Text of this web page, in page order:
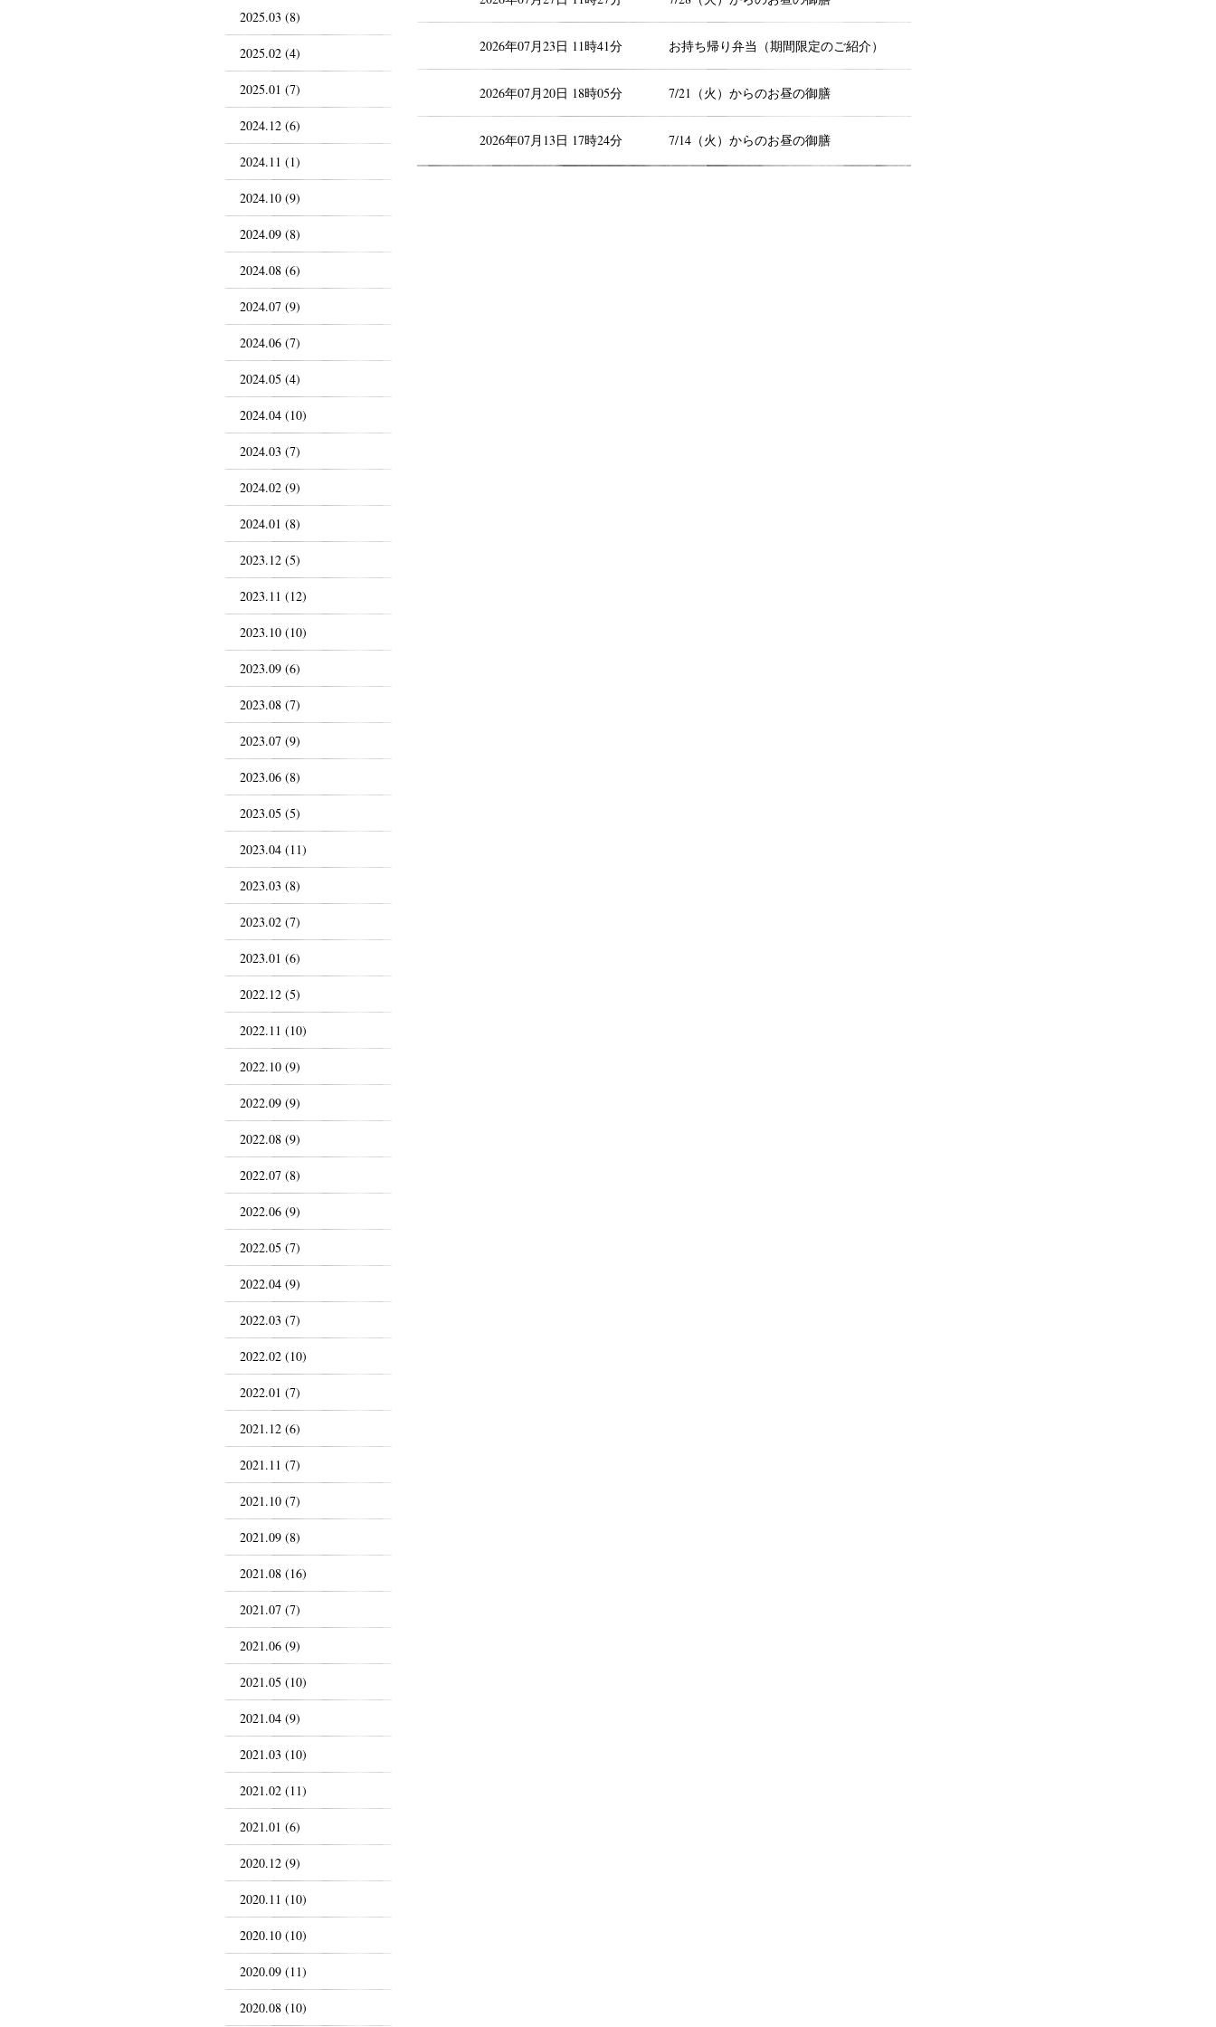
お持ち帰り弁当（期間限定のご紹介）
2026年07月23日 11時41分
7/21（火）からのお昼の御膳
2026年07月20日 18時05分
7/14（火）からのお昼の御膳
2026年07月13日 17時24分
2025.03 (8)
2025.02 (4)
2025.01 (7)
2024.12 (6)
2024.11 (1)
2024.10 (9)
2024.09 (8)
2024.08 (6)
2024.07 (9)
2024.06 (7)
2024.05 (4)
2024.04 (10)
2024.03 (7)
2024.02 (9)
2024.01 (8)
2023.12 (5)
2023.11 (12)
2023.10 (10)
2023.09 (6)
2023.08 (7)
2023.07 (9)
2023.06 (8)
2023.05 (5)
2023.04 (11)
2023.03 (8)
2023.02 (7)
2023.01 (6)
2022.12 (5)
2022.11 (10)
2022.10 (9)
2022.09 (9)
2022.08 (9)
2022.07 (8)
2022.06 (9)
2022.05 (7)
2022.04 (9)
2022.03 (7)
2022.02 (10)
2022.01 (7)
2021.12 (6)
2021.11 (7)
2021.10 (7)
2021.09 (8)
2021.08 (16)
2021.07 (7)
2021.06 (9)
2021.05 (10)
2021.04 (9)
2021.03 (10)
2021.02 (11)
2021.01 (6)
2020.12 (9)
2020.11 (10)
2020.10 (10)
2020.09 (11)
2020.08 (10)